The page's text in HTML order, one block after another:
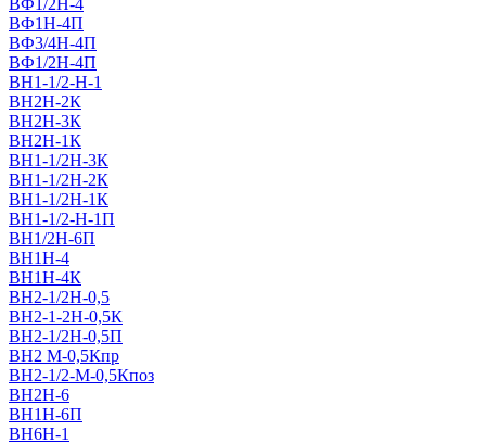
ВФ1Н-4П
ВФ3/4Н-4П
ВФ1/2Н-4П
ВН1-1/2-Н-1
ВН2Н-2К
ВН2Н-3К
ВН2Н-1К
ВН1-1/2Н-3К
ВН1-1/2Н-2К
ВН1-1/2Н-1К
ВН1-1/2-Н-1П
ВН1/2H-6П
ВН1Н-4
ВН1Н-4К
ВН2-1/2Н-0,5
ВН2-1-2Н-0,5К
ВН2-1/2Н-0,5П
ВН2 M-0,5Кпр
ВН2-1/2-M-0,5Кпоз
ВН2Н-6
ВН1Н-6П
ВН6Н-1